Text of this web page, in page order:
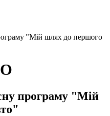
"Мій шлях до першого
програму "Мій